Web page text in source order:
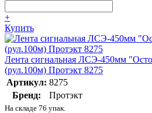
+
Купить
Лента сигнальная ЛСЭ-450мм
(рул.100м) Протэкт 8275
Артикул: 8275
Бренд:
Протэкт
На складе 76 упак.